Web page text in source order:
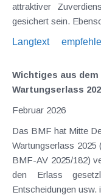
attraktiver
gesichert sein.
Langtext
Wichtiges aus
Wartungserlass
Februar 2026
Das BMF hat Mitte
Wartungserlass 2025
BMF-AV 2025/182)
den Erlass
Entscheidungen usw.